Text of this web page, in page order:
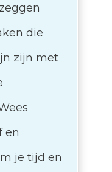
die
zijn met
en
je tijd en